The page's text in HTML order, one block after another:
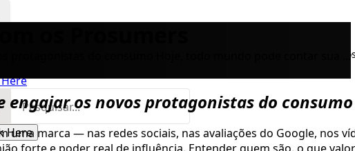
Planos
Here
os novos protagonistas do consumo
marca — nas redes sociais, nas avaliações do Google, nos